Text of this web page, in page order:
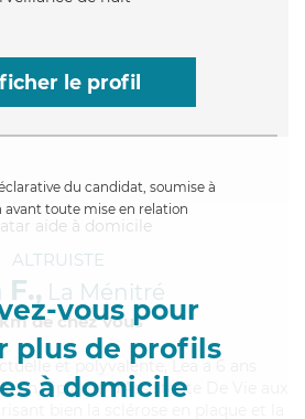
le profil
du candidat, soumise à
avant toute mise en relation
vous pour
plus de profils
à domicile
ALTRUISTE
F., La Ménitré
de chez Vous
et polyvalente, Lea a 6 ans
un diplôme d'Assistante De Vie aux